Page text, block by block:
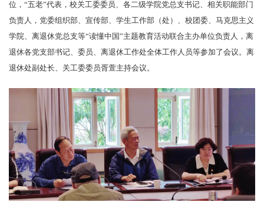
位，“五老”代表，校关工委委员、各二级学院党总支书记、相关职能部门
负责人，党委组织部、宣传部、学生工作部（处）、校团委、马克思主义
学院、离退休党总支等“读懂中国”主题教育活动联合主办单位负责人，离
退休各党支部书记、委员、离退休工作处全体工作人员等参加了会议。离
退休处副处长、关工委委员胥萱主持会议。